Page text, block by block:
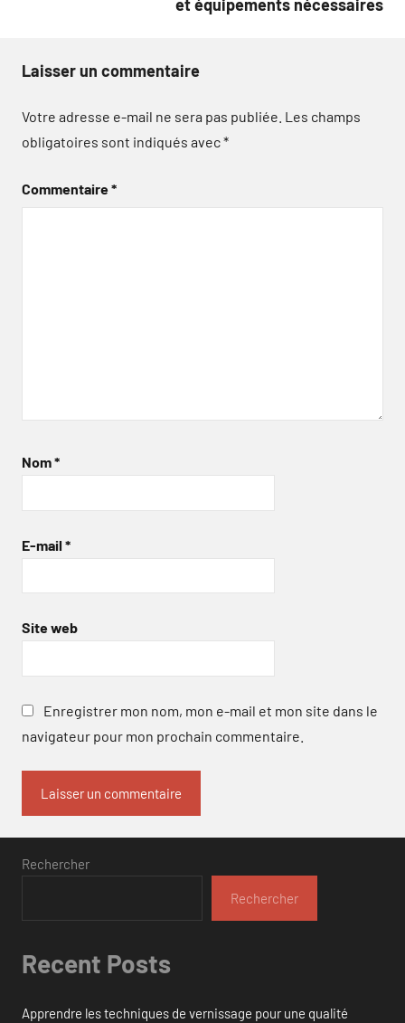
et équipements nécessaires
Laisser un commentaire
Votre adresse e-mail ne sera pas publiée. Les champs
obligatoires sont indiqués avec*
Commentaire*
Nom*
E-mail *
Site web
Enregistrer mon nom, mon e-mail et mon site dans le
navigateur pour mon prochain commentaire.
Rechercher
Rechercher
Recent Posts
Apprendre les techniques de vernissage pour une qualité